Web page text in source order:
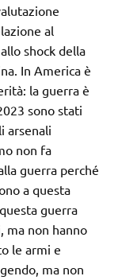
al
shock della
In America è
la guerra è
sono stati
arsenali
non fa
guerra perché
a questa
guerra
ma non hanno
le armi e
ma non